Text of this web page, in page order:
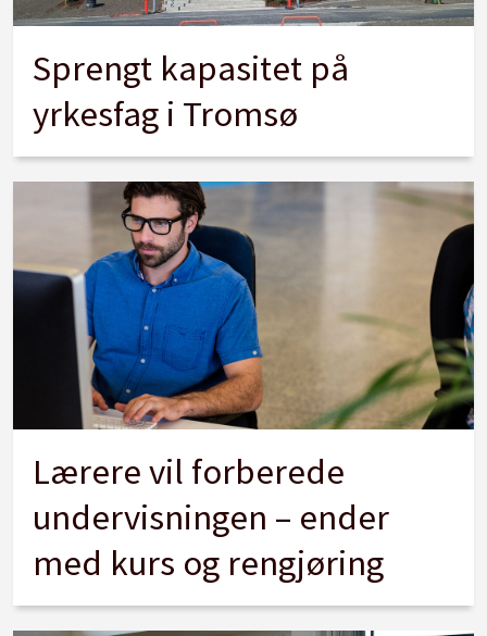
Sprengt kapasitet på
yrkesfag i Tromsø
Lærere vil forberede
undervisningen – ender
med kurs og rengjøring